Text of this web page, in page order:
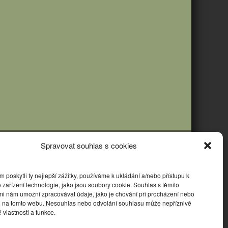
Spravovat souhlas s cookies
poskytli ty nejlepší zážitky, používáme k ukládání a/nebo přístupu k
zařízení technologie, jako jsou soubory cookie. Souhlas s těmito
nám umožní zpracovávat údaje, jako je chování při procházení nebo
tomto webu. Nesouhlas nebo odvolání souhlasu může nepříznivě
vlastnosti a funkce.